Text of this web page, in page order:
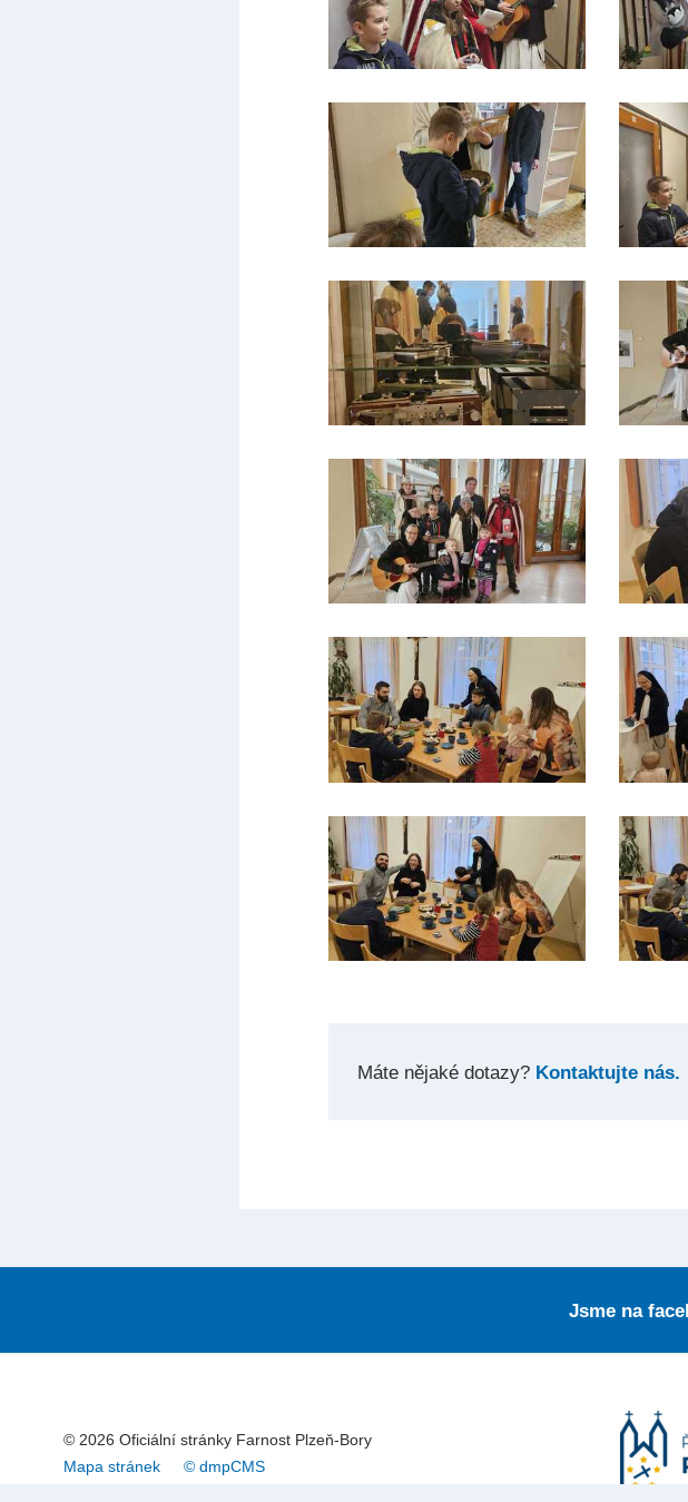
Máte nějaké dotazy? Kontaktujte nás.
Jsme na
© 2026 Oficiální stránky Farnost Plzeň-Bory
Mapa stránek
© dmpCMS